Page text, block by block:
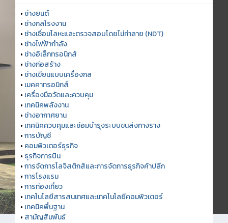
• ช่างยนต์
• ช่างกลโรงงาน
• ช่างเชื่อมโลหะและตรวจสอบโดยไม่ทำลาย (NDT)
• ช่างไฟฟ้ากำลัง
• ช่างอิเล็กทรอนิกส์
• ช่างก่อสร้าง
• ช่างเขียนแบบเครื่องกล
• เมคคาทรอนิกส์
• เครื่องมือวัดและควบคุม
• เทคนิคพลังงาน
• ช่างอากาศยาน
• เทคนิคควบคุมและซ่อมบำรุงระบบขนส่งทางราง
•การบัญชี
• คอมพิวเตอร์ธุรกิจ
• ธุรกิจการบิน
•การจัดการโลจิสติกส์และการจัดการธุรกิจค้าปลีก
•การโรงแรม
•การท่องเที่ยว
• เทคโนโลยีสารสนเทศและเทคโนโลยีคอมพิวเตอร์
• เทคนิคพื้นฐาน
• สามัญสัมพันธ์